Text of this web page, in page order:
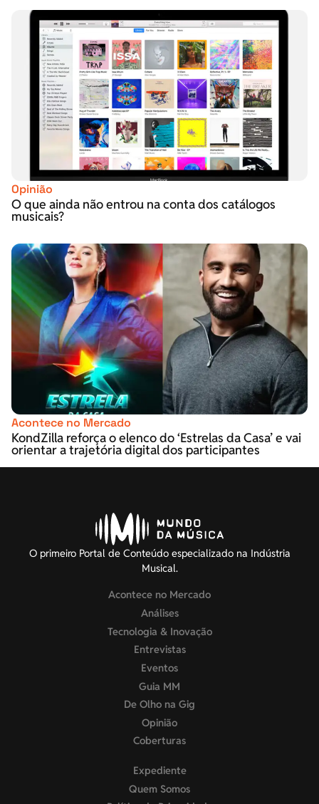
Opinião
O que ainda não entrou na conta dos catálogos
musicais?
Acontece no Mercado
KondZilla reforça o elenco do ‘Estrelas da Casa’ e vai
orientar a trajetória digital dos participantes
O primeiro Portal de Conteúdo especializado na Indústria
Musical.
Acontece no Mercado
Análises
Tecnologia & Inovação
Entrevistas
Eventos
Guia MM
De Olho na Gig
Opinião
Coberturas
Expediente
Quem Somos